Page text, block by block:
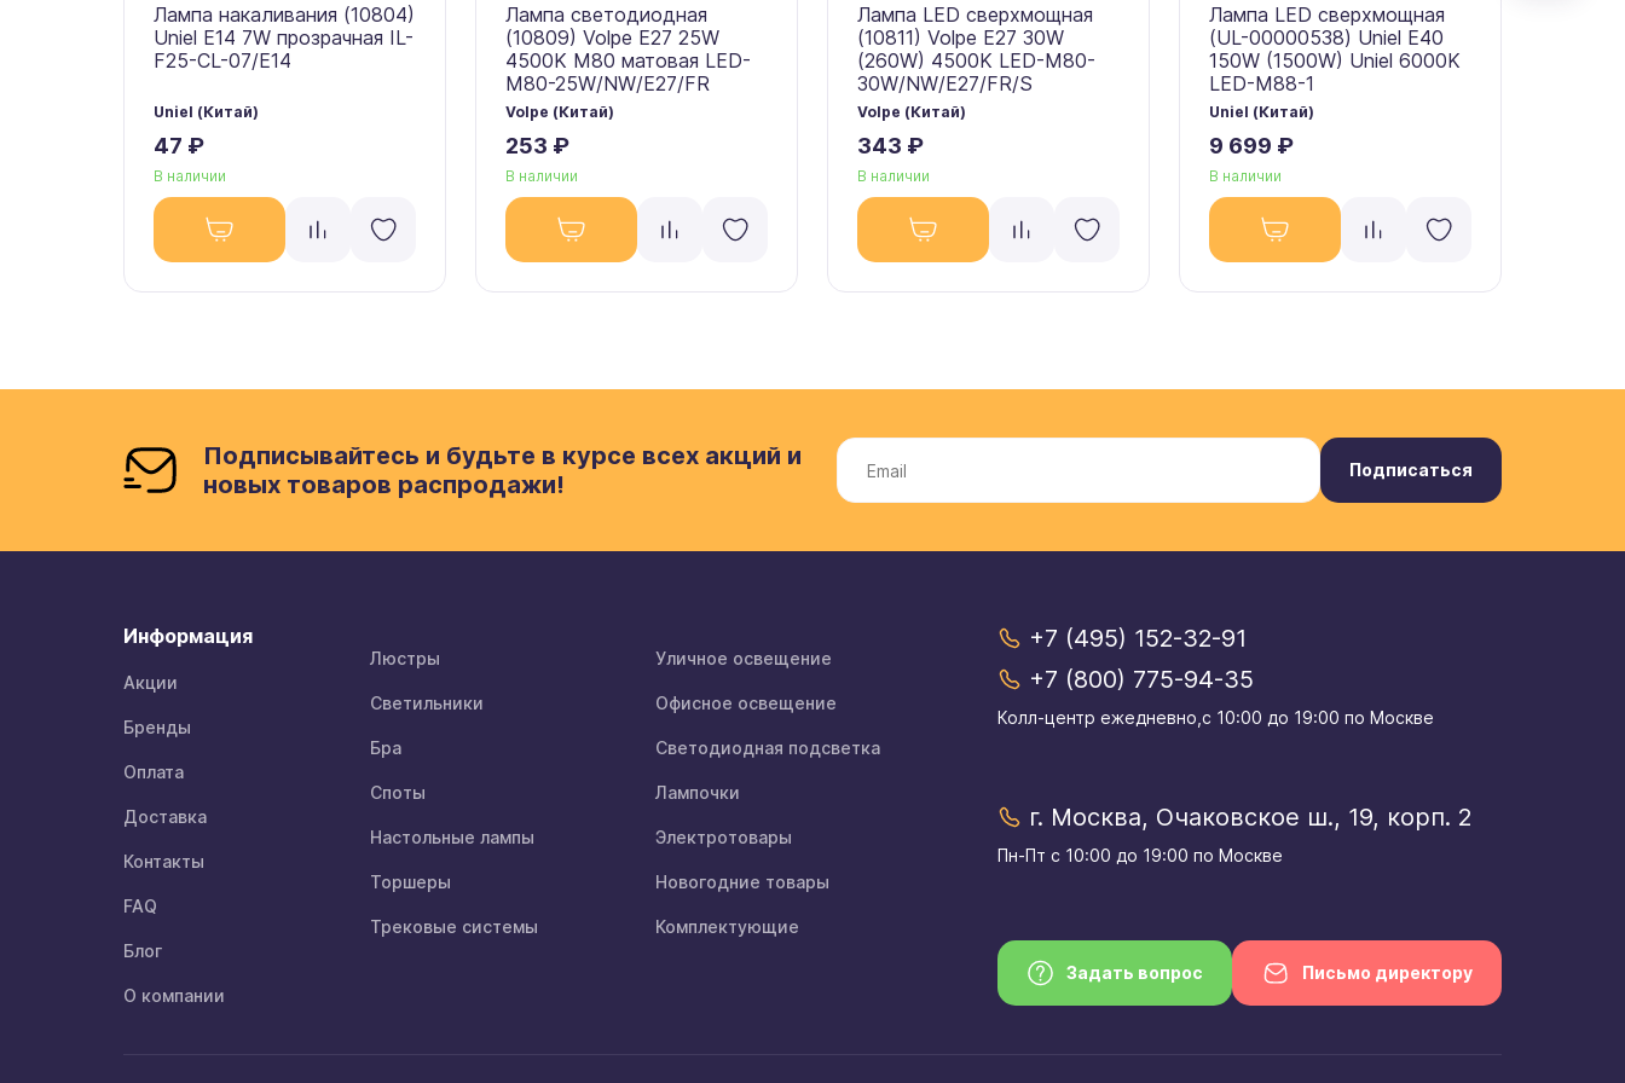
Лампа накаливания (10804)
Uniel E14 7W прозрачная IL-
F25-CL-07/E14
Uniel (Китай)
47 ₽
В наличии
Лампа светодиодная
(10809) Volpe E27 25W
4500K M80 матовая LED-
M80-25W/NW/E27/FR
Volpe (Китай)
253 ₽
В наличии
Лампа LED сверхмощная
(10811) Volpe E27 30W
(260W) 4500K LED-M80-
30W/NW/E27/FR/S
Volpe (Китай)
343 ₽
В наличии
Лампа LED сверхмощная
(UL-00000538) Uniel E40
150W (1500W) Uniel 6000K
LED-M88-1
Uniel (Китай)
9 699 ₽
В наличии
Подписывайтесь и будьте в курсе всех акций и
новых товаров распродажи!
Подписаться
Информация
Акции
Бренды
Оплата
Доставка
Контакты
FAQ
Блог
О компании
Люстры
Светильники
Бра
Споты
Настольные лампы
Торшеры
Трековые системы
Уличное освещение
Офисное освещение
Светодиодная подсветка
Лампочки
Электротовары
Новогодние товары
Комплектующие
+7 (495) 152-32-91
+7 (800) 775-94-35
Колл-центр eжедневно,с 10:00 до 19:00 по Москве
г. Москва, Очаковское ш., 19, корп. 2
Пн-Пт с 10:00 до 19:00 по Москве
Задать вопрос Письмо директору